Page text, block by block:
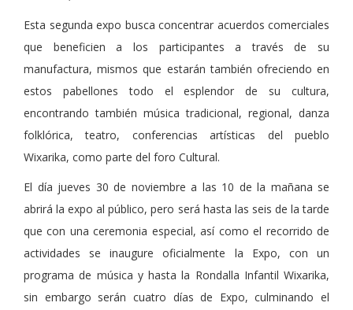
Esta segunda expo busca concentrar acuerdos comerciales
que beneficien a los participantes a través de su
manufactura, mismos que estarán también ofreciendo en
estos pabellones todo el esplendor de su cultura,
encontrando también música tradicional, regional, danza
folklórica, teatro, conferencias artísticas del pueblo
Wixarika, como parte del foro Cultural.
El día jueves 30 de noviembre a las 10 de la mañana se
abrirá la expo al público, pero será hasta las seis de la tarde
que con una ceremonia especial, así como el recorrido de
actividades se inaugure oficialmente la Expo, con un
programa de música y hasta la Rondalla Infantil Wixarika,
sin embargo serán cuatro días de Expo, culminando el